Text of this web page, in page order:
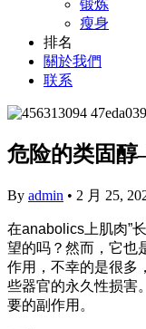
锻炼
瘦身
排名
關於我們
联系
危险的类固醇
By admin • 2 月 25,
在anabolics上肌肉”
望的吗？然而，它也
作用，不幸的是很多
些器官的永久性损害
要的副作用。